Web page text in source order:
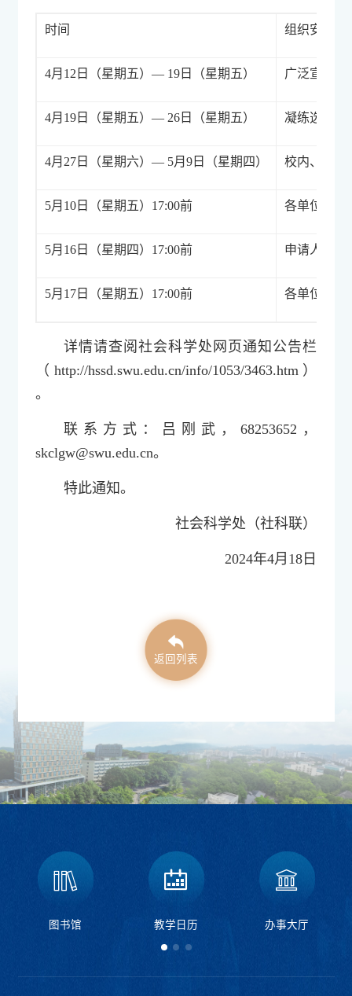
时间 组织安排
4月12日（星期五）— 19日（星期五） 广泛宣传，
4月19日（星期五）— 26日（星期五） 凝练选题，
4月27日（星期六）— 5月9日（星期四） 校内、校外
5月10日（星期五）17:00前 各单位提交
5月16日（星期四）17:00前 申请人网络
5月17日（星期五）17:00前 各单位集中
详情请查阅社会科学处网页通知公告栏
（http://hssd.swu.edu.cn/info/1053/3463.htm）
。
联系方式：吕刚武，68253652，
skclgw@swu.edu.cn。
特此通知。
社会科学处（社科联）
2024年4月18日
返回列表
图书馆 教学日历 办事大厅